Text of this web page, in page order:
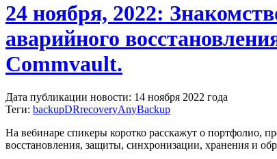
24 ноября, 2022:
аварийного
Commvault.
Дата публикации новости: 14 ноября 2022 года
Теги: backupDRrecoveryAnyBackup
На вебинаре спикеры коротко расскажут о портфолио,
восстановления, защиты, синхронизации, хранения и